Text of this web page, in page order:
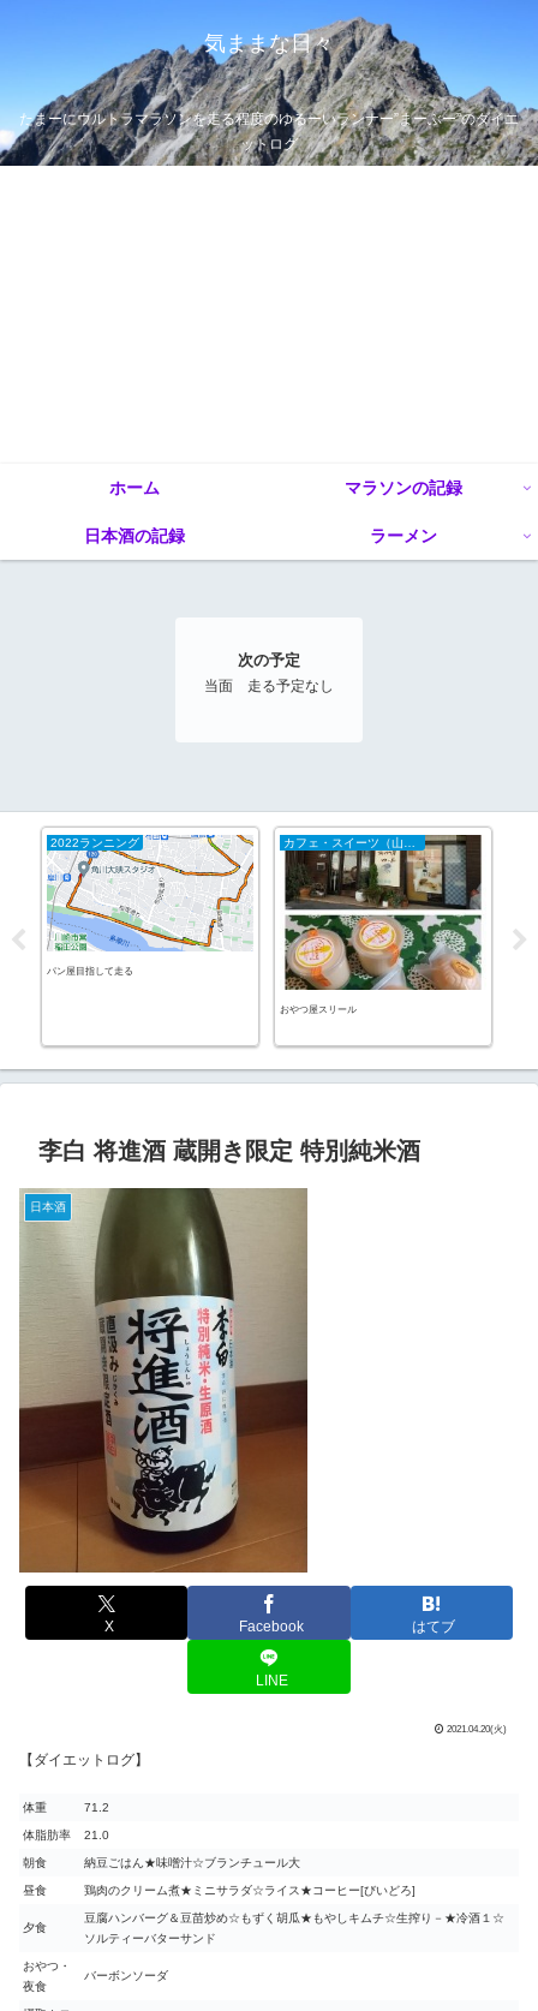
気ままな日々
たまーにウルトラマラソンを走る程度のゆるーいランナー”まーぶー”のダイエ
ットログ
ホーム マラソンの記録
日本酒の記録 ラーメン
次の予定
当面 走る予定なし
2022ランニング
パン屋目指して走る
おやつ屋スリール
李白 将進酒 蔵開き限定 特別純米酒
日本酒
X Facebook はてブ
LINE
2021.04.20(火)
【ダイエットログ】
体重 71.2
体脂肪率 21.0
朝食 納豆ごはん★味噌汁☆ブランチュール大
昼食 鶏肉のクリーム煮★ミニサラダ☆ライス★コーヒー[びいどろ]
夕食
豆腐ハンバーグ＆豆苗炒め☆もずく胡瓜★もやしキムチ☆生搾り－★冷酒１☆
ソルティーバターサンド
おやつ・
夜食
バーボンソーダ